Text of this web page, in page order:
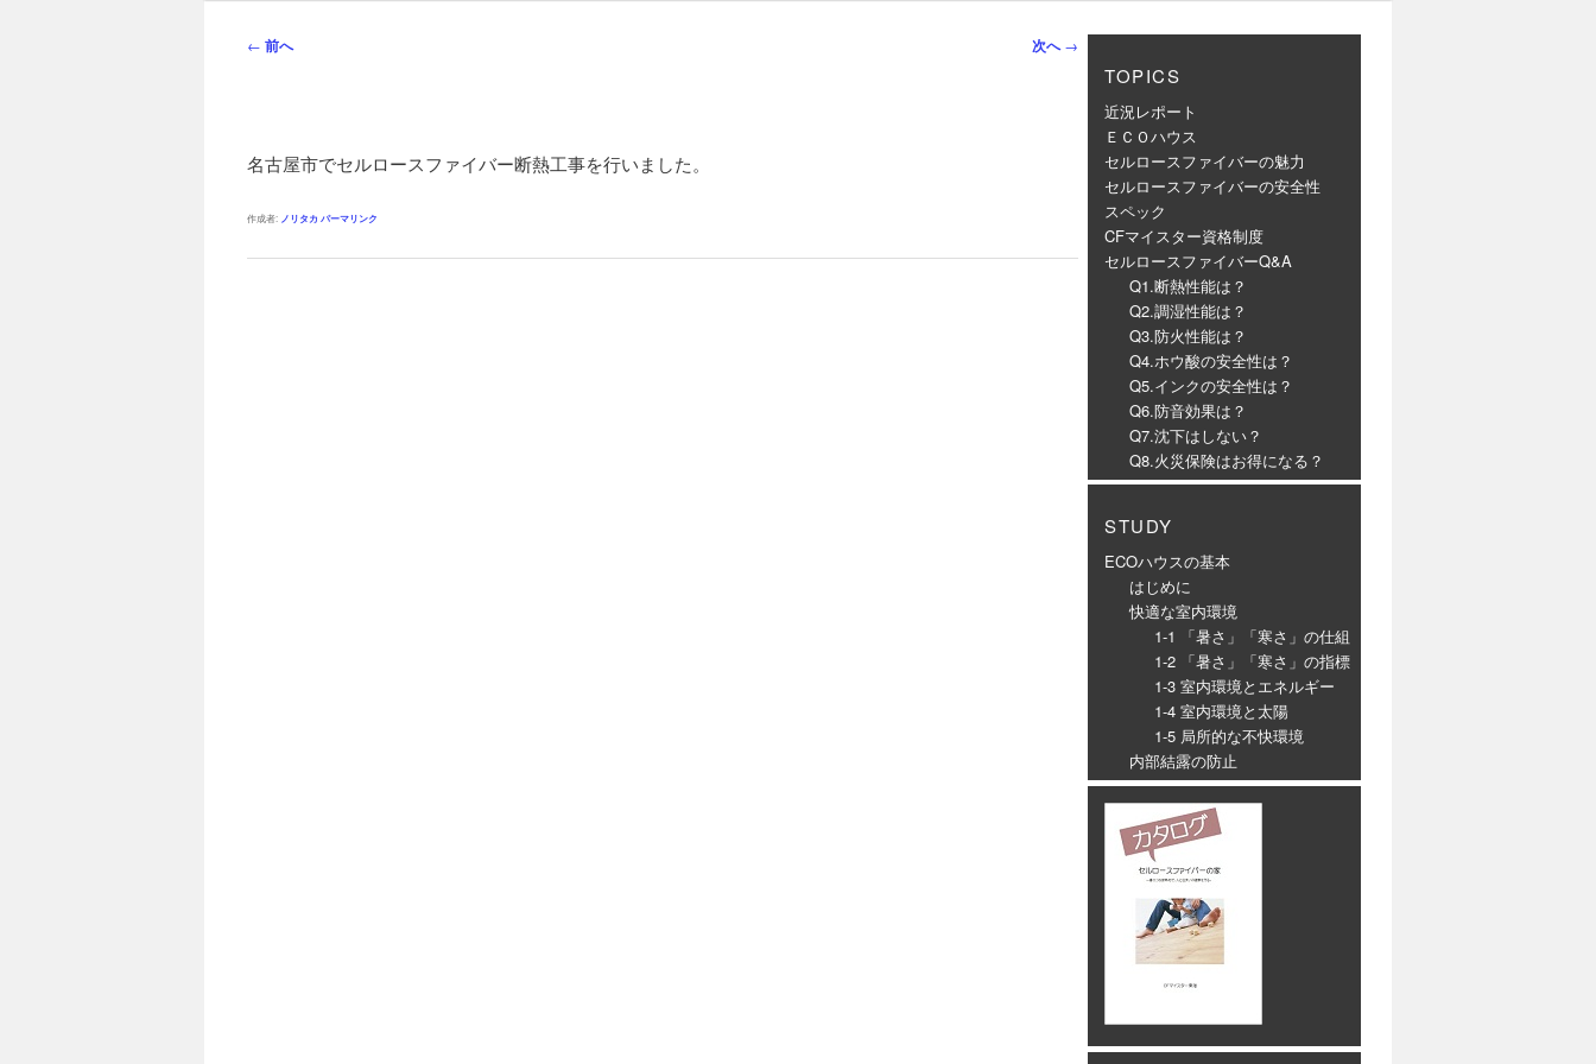
ン
投
ゲ
シ
← 前へ 次へ→
名古屋市でセルロースファイバー断熱工事を行いました。
作成者: ノリタカ パーマリンク
TOPICS
近況レポート
ＥＣＯハウス
セルロースファイバーの魅力
セルロースファイバーの安全性
スペック
CFマイスター資格制度
セルロースファイバーQ&A
Q1.断熱性能は？
Q2.調湿性能は？
Q3.防火性能は？
Q4.ホウ酸の安全性は？
Q5.インクの安全性は？
Q6.防音効果は？
Q7.沈下はしない？
Q8.火災保険はお得になる？
STUDY
ECOハウスの基本
はじめに
快適な室内環境
1-1 「暑さ」「寒さ」の仕組
1-2 「暑さ」「寒さ」の指標
1-3 室内環境とエネルギー
1-4 室内環境と太陽
1-5 局所的な不快環境
内部結露の防止